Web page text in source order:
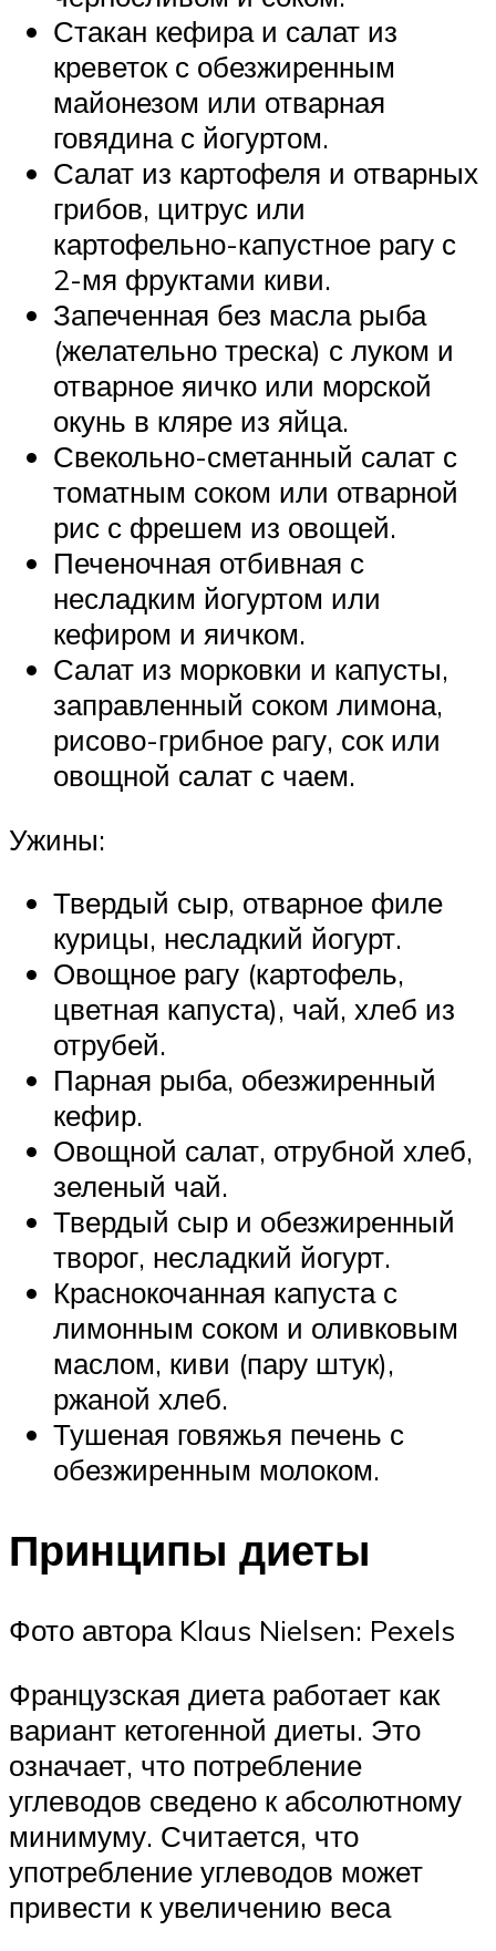
Стакан кефира и салат из
креветок с обезжиренным
майонезом или отварная
говядина с йогуртом.
Салат из картофеля и отварных
грибов, цитрус или
картофельно-капустное рагу с
2-мя фруктами киви.
Запеченная без масла рыба
(желательно треска) с луком и
отварное яичко или морской
окунь в кляре из яйца.
Свекольно-сметанный салат с
томатным соком или отварной
рис с фрешем из овощей.
Печеночная отбивная с
несладким йогуртом или
кефиром и яичком.
Салат из морковки и капусты,
заправленный соком лимона,
рисово-грибное рагу, сок или
овощной салат с чаем.
Ужины:
Твердый сыр, отварное филе
курицы, несладкий йогурт.
Овощное рагу (картофель,
цветная капуста), чай, хлеб из
отрубей.
Парная рыба, обезжиренный
кефир.
Овощной салат, отрубной хлеб,
зеленый чай.
Твердый сыр и обезжиренный
творог, несладкий йогурт.
Краснокочанная капуста с
лимонным соком и оливковым
маслом, киви (пару штук),
ржаной хлеб.
Тушеная говяжья печень с
обезжиренным молоком.
Принципы диеты
Фото автора Klaus Nielsen: Pexels
Французская диета работает как
вариант кетогенной диеты. Это
означает, что потребление
углеводов сведено к абсолютному
минимуму. Считается, что
употребление углеводов может
привести к увеличению веса